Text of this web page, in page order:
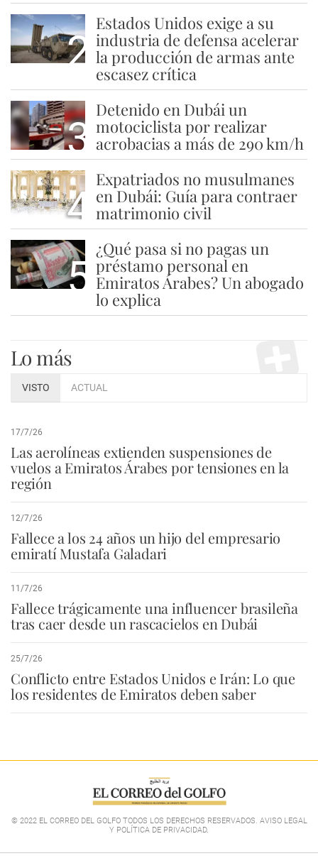
2
Estados Unidos exige a su
industria de defensa acelerar
la producción de armas ante
escasez crítica
3
Detenido en Dubái un
motociclista por realizar
acrobacias a más de 290 km/h
4
Expatriados no musulmanes
en Dubái: Guía para contraer
matrimonio civil
5
¿Qué pasa si no pagas un
préstamo personal en
Emiratos Árabes? Un abogado
lo explica
Lo más
VISTO ACTUAL
17/7/26
Las aerolíneas extienden suspensiones de
vuelos a Emiratos Árabes por tensiones en la
región
12/7/26
Fallece a los 24 años un hijo del empresario
emiratí Mustafa Galadari
11/7/26
Fallece trágicamente una influencer brasileña
tras caer desde un rascacielos en Dubái
25/7/26
Conflicto entre Estados Unidos e Irán: Lo que
los residentes de Emiratos deben saber
© 2022 EL CORREO DEL GOLFO TODOS LOS DERECHOS RESERVADOS. AVISO LEGAL
Y POLÍTICA DE PRIVACIDAD.